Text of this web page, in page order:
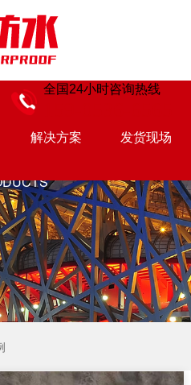
全国24小时咨询热线
解决方案
发货现场
展示